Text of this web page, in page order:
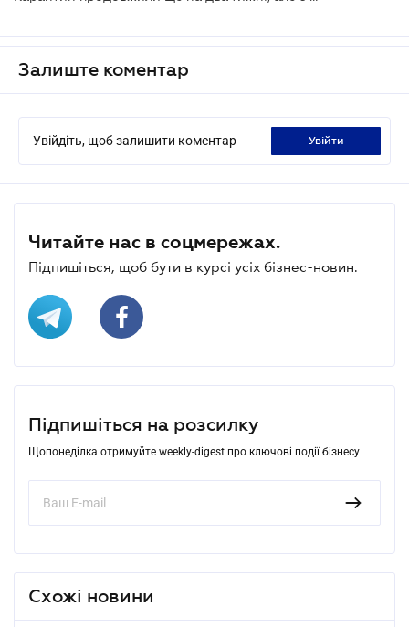
Залиште коментар
Увійдіть, щоб залишити коментар увійти
Читайте нас в соцмережах.
Підпишіться, щоб бути в курсі усіх бізнес-новин.
Підпишіться на розсилку
Щопонеділка отримуйте weekly-digest про ключові події бізнесу
Схожі новини